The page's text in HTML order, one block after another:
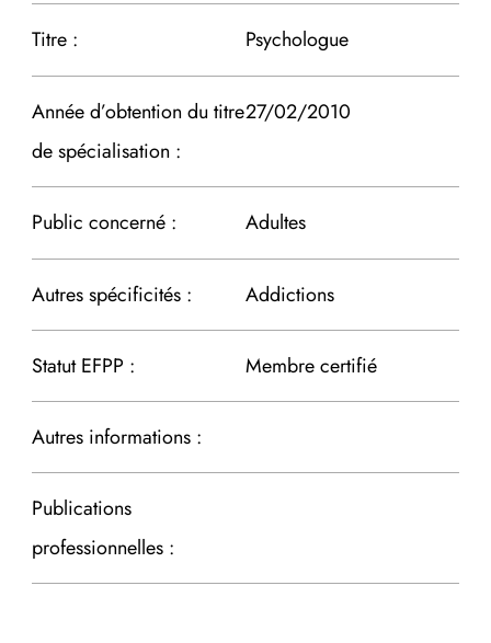
Titre : Psychologue
Année d’obtention du titre
de spécialisation :
27/02/2010
Public concerné : Adultes
Autres spécificités : Addictions
Statut EFPP : Membre certifié
Autres informations :
Publications
professionnelles :